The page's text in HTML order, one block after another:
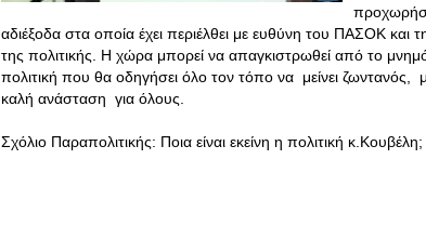
αδιέξοδα στα οποία έχει περιέλθει με ευθύνη του ΠΑΣΟΚ και
της πολιτικής. Η χώρα μπορεί να απαγκιστρωθεί από το
πολιτική που θα οδηγήσει όλο τον τόπο να μείνει ζωντανός,
καλή ανάσταση για όλους.
Σχόλιο Παραπολιτικής: Ποια είναι εκείνη η πολιτική κ.Κουβέλη;